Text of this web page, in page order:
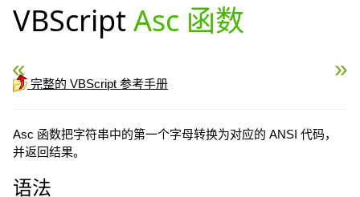
VBScriptAsc 函数
« VBScript Year 函数 VBScript CBool 函数 »
完整的 VBScript 参考手册
Asc 函数把字符串中的第一个字母转换为对应的 ANSI 代码，
并返回结果。
语法